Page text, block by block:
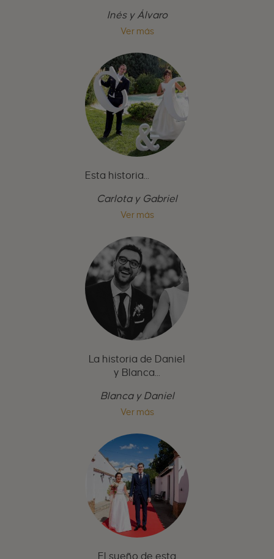
Inés y Álvaro
Ver más
Esta historia...
Carlota y Gabriel
Ver más
La historia de Daniel
y Blanca...
Blanca y Daniel
Ver más
El sueño de esta